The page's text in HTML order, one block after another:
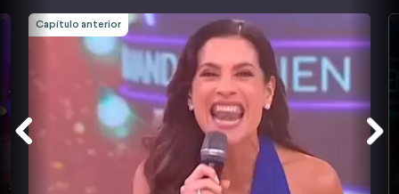
Capítulo anterior